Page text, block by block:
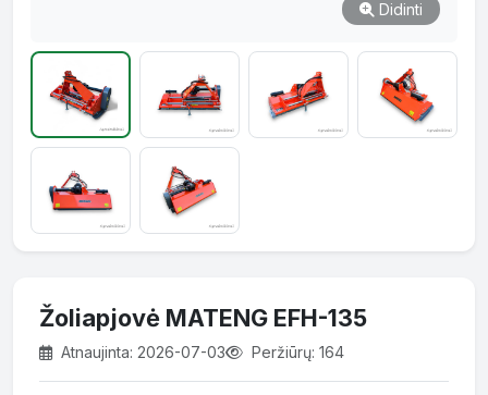
Didinti
Žoliapjovė MATENG EFH-135
Atnaujinta: 2026-07-03 Peržiūrų: 164